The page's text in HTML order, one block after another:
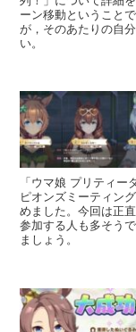
ーン移動ということ
が，そのあたりの自
い。
「ウマ娘 プリティー
ピオンズミーティン
めました。今回は正
参加する人も多そう
ましょう。